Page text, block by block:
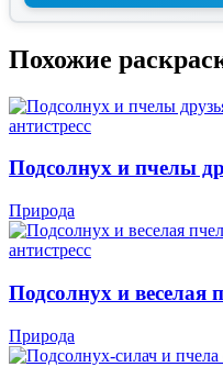
Похожие
Подсолнух и пчелы
Природа
Подсолнух и веселая
Природа